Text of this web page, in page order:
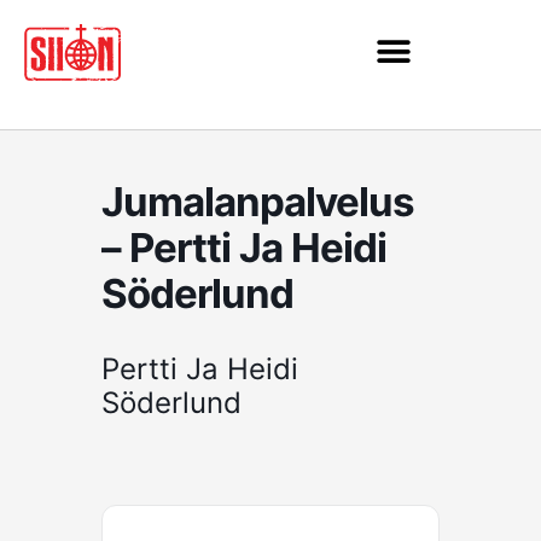
sisältöön
Jumalanpalvelus
– Pertti Ja Heidi
Söderlund
Pertti Ja Heidi
Söderlund